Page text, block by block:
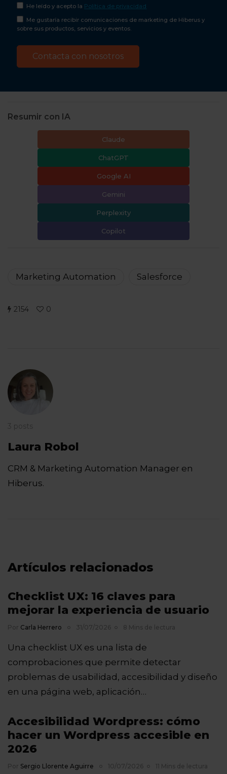
He leído y acepto la Política de privacidad
Me gustaría recibir comunicaciones de marketing de Hiberus y
sobre sus productos, servicios y eventos.
Resumir con IA
Claude
ChatGPT
Google AI
Gemini
Perplexity
Copilot
Marketing Automation Salesforce
2154 0
3 posts
Laura Robol
CRM & Marketing Automation Manager en
Hiberus.
Artículos relacionados
Checklist UX: 16 claves para
mejorar la experiencia de usuario
Por Carla Herrero 31/07/2026 8 Mins de lectura
Una checklist UX es una lista de
comprobaciones que permite detectar
problemas de usabilidad, accesibilidad y diseño
en una página web, aplicación…
Accesibilidad Wordpress: cómo
hacer un Wordpress accesible en
2026
Por Sergio Llorente Aguirre 10/07/2026 11 Mins de lectura